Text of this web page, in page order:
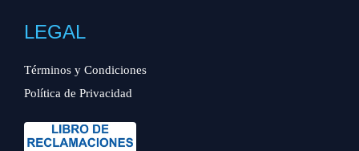
LEGAL
Términos y Condiciones
Política de Privacidad